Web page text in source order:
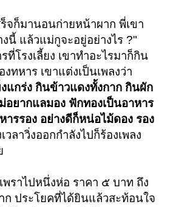
จก็มานอนก่ายหน้าผาก พี่เขา
นี้ แล้วแม่กูจะอยู่อย่างไร ?"
ที่โรงเลี้ยง เขาทำอะไรมาก็กิน
ทหาร เขาแต่งเป็นเพลงว่า
แกร่ง กินข้าวแดงทั้งกาก กินผัก
อยากแลมอง ฟักทองเป็นอาหาร
รรอง อย่างดีก็หน่อไม้ดอง รอง
เวลาวิ่งออกกำลังไปก็ร้องเพลง
พราไปหนึ่งห่อ ราคา ๕ บาท ถึง
ประโยคที่ได้ยินแล้วสะท้อนใจ